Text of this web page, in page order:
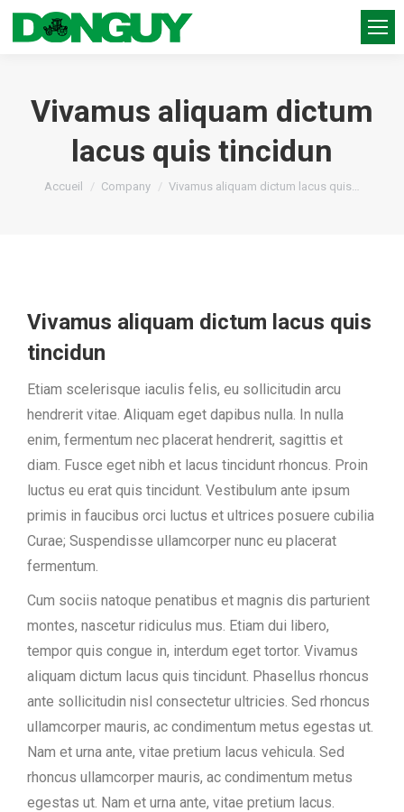
Vivamus aliquam dictum
lacus quis tincidun
Vous êtes ici :
Accueil Company Vivamus aliquam dictum lacus quis…
Vivamus aliquam dictum lacus quis
tincidun
Etiam scelerisque iaculis felis, eu sollicitudin arcu
hendrerit vitae. Aliquam eget dapibus nulla. In nulla
enim, fermentum nec placerat hendrerit, sagittis et
diam. Fusce eget nibh et lacus tincidunt rhoncus. Proin
luctus eu erat quis tincidunt. Vestibulum ante ipsum
primis in faucibus orci luctus et ultrices posuere cubilia
Curae; Suspendisse ullamcorper nunc eu placerat
fermentum.
Cum sociis natoque penatibus et magnis dis parturient
montes, nascetur ridiculus mus. Etiam dui libero,
tempor quis congue in, interdum eget tortor. Vivamus
aliquam dictum lacus quis tincidunt. Phasellus rhoncus
ante sollicitudin nisl consectetur ultricies. Sed rhoncus
ullamcorper mauris, ac condimentum metus egestas ut.
Nam et urna ante, vitae pretium lacus vehicula. Sed
rhoncus ullamcorper mauris, ac condimentum metus
egestas ut. Nam et urna ante, vitae pretium lacus.